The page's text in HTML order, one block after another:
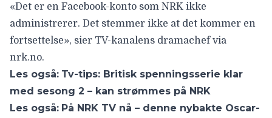
«Det er en Facebook-konto som NRK ikke
administrerer. Det stemmer ikke at det kommer en
fortsettelse», sier TV-kanalens dramachef via
nrk.no.
Les også: Tv-tips: Britisk spenningsserie klar
med sesong 2 – kan strømmes på NRK
Les også: På NRK TV nå – denne nybakte Oscar-